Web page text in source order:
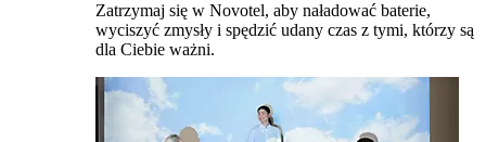
Zatrzymaj się w Novotel, aby naładować baterie,
wyciszyć zmysły i spędzić udany czas z tymi, którzy są
dla Ciebie ważni.